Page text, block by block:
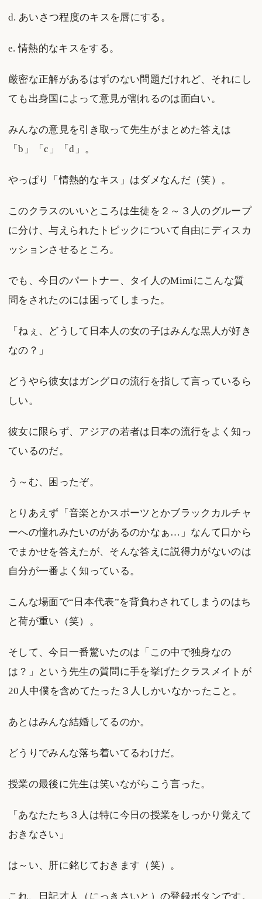
d. あいさつ程度のキスを唇にする。
e. 情熱的なキスをする。
厳密な正解があるはずのない問題だけれど、それにし
ても出身国によって意見が割れるのは面白い。
みんなの意見を引き取って先生がまとめた答えは
「b」「c」「d」。
やっぱり「情熱的なキス」はダメなんだ（笑）。
このクラスのいいところは生徒を２～３人のグループ
に分け、与えられたトピックについて自由にディスカ
ッションさせるところ。
でも、今日のパートナー、タイ人のMimiにこんな質
問をされたのには困ってしまった。
「ねぇ、どうして日本人の女の子はみんな黒人が好き
なの？」
どうやら彼女はガングロの流行を指して言っているら
しい。
彼女に限らず、アジアの若者は日本の流行をよく知っ
ているのだ。
う～む、困ったぞ。
とりあえず「音楽とかスポーツとかブラックカルチャ
ーへの憧れみたいのがあるのかなぁ…」なんて口から
でまかせを答えたが、そんな答えに説得力がないのは
自分が一番よく知っている。
こんな場面で“日本代表”を背負わされてしまうのはち
と荷が重い（笑）。
そして、今日一番驚いたのは「この中で独身なの
は？」という先生の質問に手を挙げたクラスメイトが
20人中僕を含めてたった３人しかいなかったこと。
あとはみんな結婚してるのか。
どうりでみんな落ち着いてるわけだ。
授業の最後に先生は笑いながらこう言った。
「あなたたち３人は特に今日の授業をしっかり覚えて
おきなさい」
は～い、肝に銘じておきます（笑）。
これ、日記才人（にっきさいと）の登録ボタンです。